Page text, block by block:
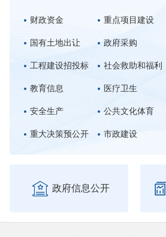
财政资金 重点项目建设
国有土地出让 政府采购
工程建设招投标 社会救助和福利
教育信息 医疗卫生
安全生产 公共文化体育
重大决策预公开 市政建设
 政府信息公开 